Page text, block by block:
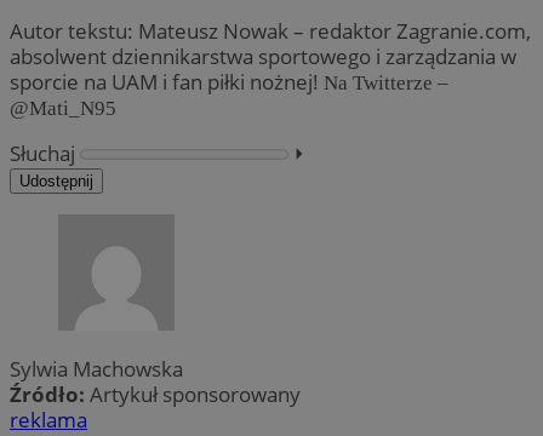
Autor tekstu: Mateusz Nowak – redaktor Zagranie.com,
absolwent dziennikarstwa sportowego i zarządzania w
sporcie na UAM i fan piłki nożnej! Na Twitterze –
@Mati_N95
Słuchaj ⏵︎
Udostępnij
Sylwia Machowska
Źródło: Artykuł sponsorowany
reklama